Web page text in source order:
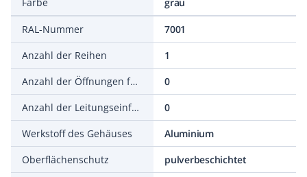
RAL-Nummer
7001
Anzahl der Reihen
1
Anzahl der Öffnungen für Flanschplatten
0
Anzahl der Leitungseinführungen
0
Werkstoff des Gehäuses
Aluminium
Oberflächenschutz
pulverbeschichtet